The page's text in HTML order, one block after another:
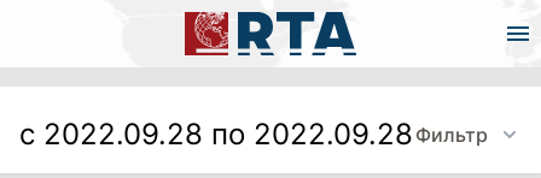
с 2022.09.28 по 2022.09.28 Фильтр